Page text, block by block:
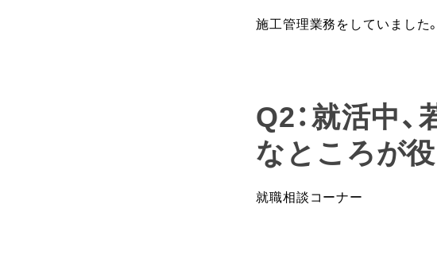
施工管理業務をしていました。
Q2：就活中
なところが
就職相談コーナー